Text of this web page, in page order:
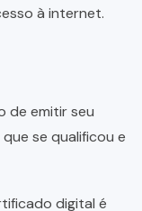
à internet.
de emitir seu
se qualificou e
digital é